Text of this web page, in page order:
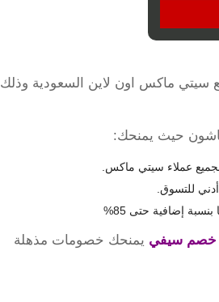
سيتي ماكس اون لاين السعودية وذلك
حيث يمنحك:
للتسوق.
خصم سيفي يمنحك خصومات مذهلة